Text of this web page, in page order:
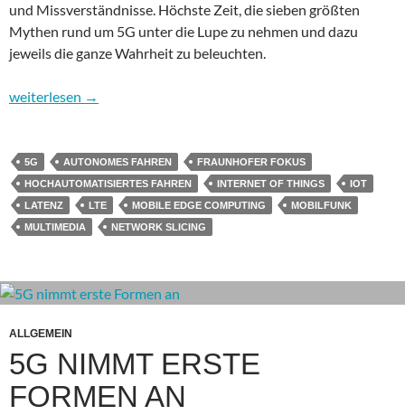
und Missverständnisse. Höchste Zeit, die sieben größten
Mythen rund um 5G unter die Lupe zu nehmen und dazu
jeweils die ganze Wahrheit zu beleuchten.
7 Mythen zu 5G – die Wahrheit über das Netz der Zukunft
weiterlesen →
5G AUTONOMES FAHREN
FRAUNHOFER FOKUS
HOCHAUTOMATISIERTES FAHREN
INTERNET OF THINGS
IOT
LATENZ
LTE MOBILE EDGE COMPUTING
MOBILFUNK
MULTIMEDIA
NETWORK SLICING
ALLGEMEIN
5G NIMMT ERSTE
FORMEN AN